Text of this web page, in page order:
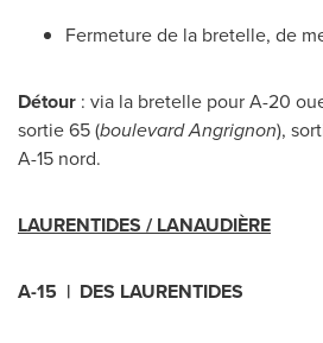
Fermeture de la bretelle, de
Détour : via la bretelle pour A-20
sortie 65 (boulevard Angrignon),
A-15 nord.
LAURENTIDES / LANAUDIÈRE
A-15 | DES LAURENTIDES